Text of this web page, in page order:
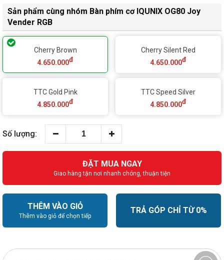
Sản phẩm cùng nhóm Bàn phím cơ IQUNIX OG80 Joy
Vender RGB
Cherry Brown
4.650.000đ
Cherry Silent Red
4.650.000đ
TTC Gold Pink
4.850.000đ
TTC Speed Silver
4.850.000đ
Số lượng:
ĐẶT MUA NGAY
Giao hàng tận nơi nhanh chóng, thuận tiện
THÊM VÀO GIỎ
Thêm vào giỏ để chọn tiếp
TRẢ GÓP CHỈ TỪ 0%